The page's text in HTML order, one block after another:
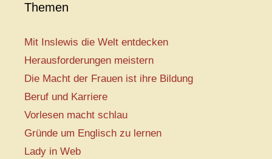
Themen
Mit Inslewis die Welt entdecken
Herausforderungen meistern
Die Macht der Frauen ist ihre Bildung
Beruf und Karriere
Vorlesen macht schlau
Gründe um Englisch zu lernen
Lady in Web